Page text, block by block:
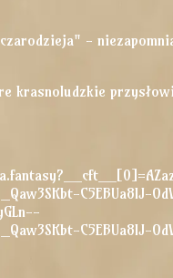
-
krasnoludzkie